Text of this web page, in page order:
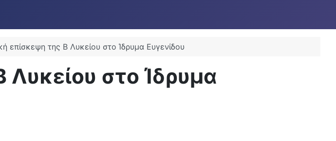
επίσκεψη της Β Λυκείου στο Ίδρυμα Ευγενίδου
Λυκείου στο Ίδρυμα